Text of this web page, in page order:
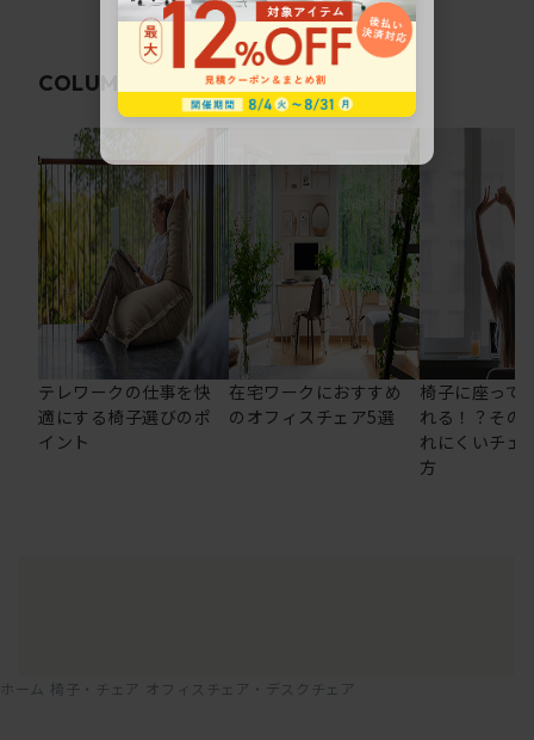
COLUMN 関連コラム
テレワークの仕事を快
適にする椅子選びのポ
イント
在宅ワークにおすすめ
のオフィスチェア5選
椅子に座って
れる！？その
れにくいチェ
方
ホーム 椅子・チェア オフィスチェア・デスクチェア